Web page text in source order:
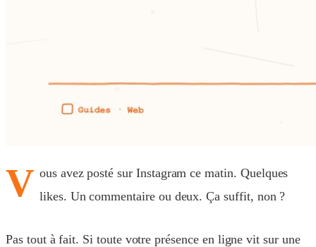
V ous avez posté sur Instagram ce matin. Quelques
likes. Un commentaire ou deux. Ça suffit, non ?
Pas tout à fait. Si toute votre présence en ligne vit sur une